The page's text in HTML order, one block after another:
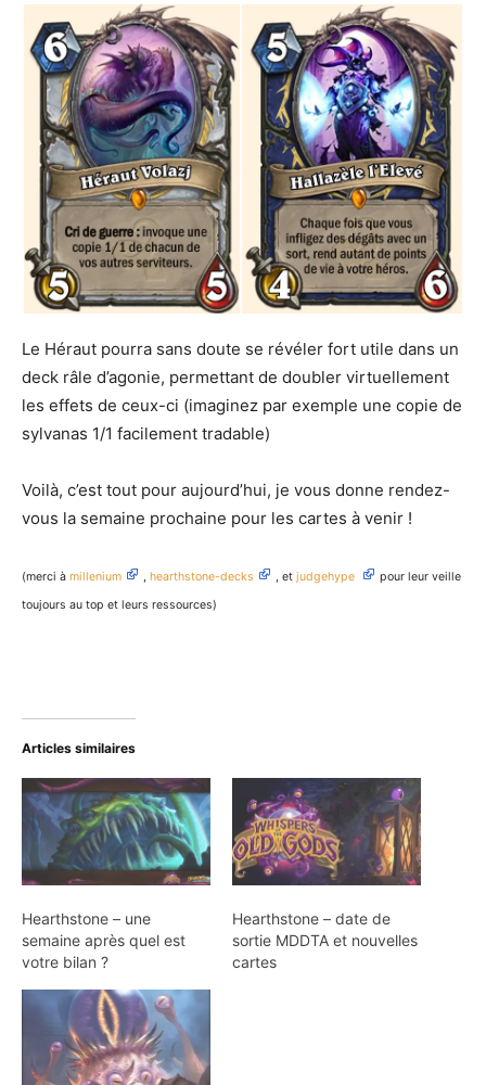
Le Héraut pourra sans doute se révéler fort utile dans un
deck râle d’agonie, permettant de doubler virtuellement
les effets de ceux-ci (imaginez par exemple une copie de
sylvanas 1/1 facilement tradable)
Voilà, c’est tout pour aujourd’hui, je vous donne rendez-
vous la semaine prochaine pour les cartes à venir !
(merci à millenium , hearthstone-decks , et judgehype
pour leur veille
toujours au top et leurs ressources)
Articles similaires
Hearthstone – une
semaine après quel est
votre bilan ?
Hearthstone – date de
sortie MDDTA et nouvelles
cartes